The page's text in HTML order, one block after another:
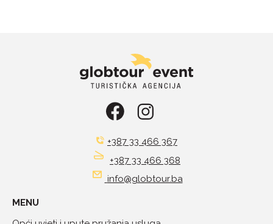
+387 33 466 367
+387 33 466 368
info@globtour.ba
MENU